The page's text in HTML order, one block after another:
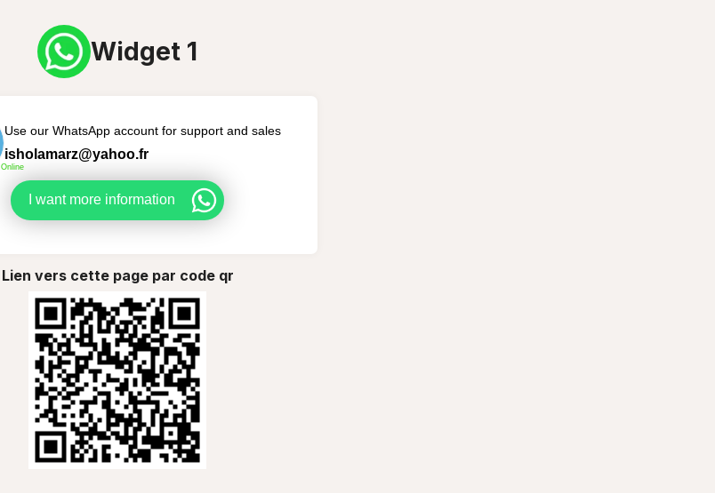
Widget 1
Online
Use our WhatsApp account for support and sales
isholamarz@yahoo.fr
I want more information
Lien vers cette page par code qr